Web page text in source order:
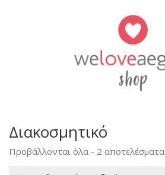
Διακοσμητικό
Προβάλλονται όλα - 2 αποτελέσματα